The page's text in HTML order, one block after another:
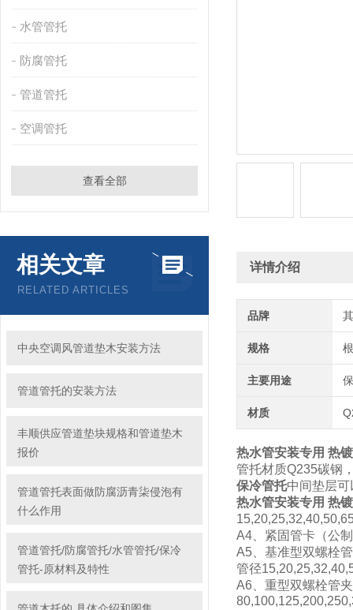
水管管托
防腐管托
管道管托
空调管托
查看全部
相关文章
RELATED ARTICLES
中央空调风管道垫木安装方法
管道管托的安装方法
丰顺供应管道垫块规格和管道垫木
报价
管道管托表面做防腐沥青柒侵泡有
什么作用
管道管托/防腐管托/水管管托/保冷
管托-原材料及特性
详情介绍
品牌
规格
主要用途
材质
热水管安装专用 热
管托材质Q235碳钢
保冷管托中间垫层可
热水管安装专用 热
A4、紧固管卡（公
A5、基准型双螺栓
管径
A6、重型双螺栓管